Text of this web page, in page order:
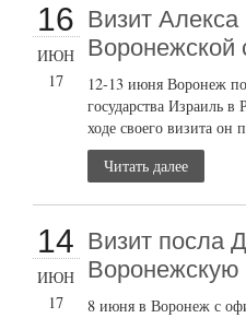
16
ИЮН
17
Визит Алекса
Воронежской
12-13 июня Воронеж
государства Израиль
ходе своего визита он
Читать далее
14
ИЮН
17
Визит посла
Воронежскую
8 июня в Воронеж с